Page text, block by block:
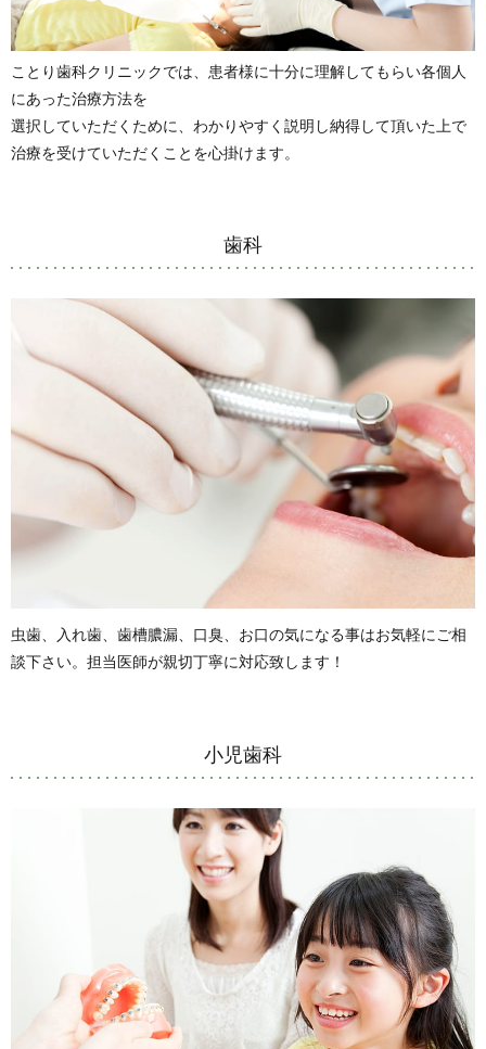
ことり歯科クリニックでは、患者様に十分に理解してもらい各個人
にあった治療方法を
選択していただくために、わかりやすく説明し納得して頂いた上で
治療を受けていただくことを心掛けます。
歯科
虫歯、入れ歯、歯槽膿漏、口臭、お口の気になる事はお気軽にご相
談下さい。担当医師が親切丁寧に対応致します！
小児歯科